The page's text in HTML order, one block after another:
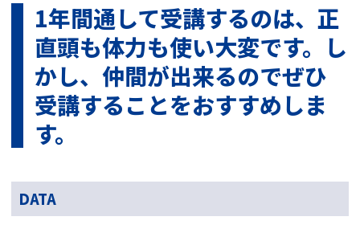
1年間通して受講するのは、正
直頭も体力も使い大変です。し
かし、仲間が出来るのでぜひ
受講することをおすすめしま
す。
DATA